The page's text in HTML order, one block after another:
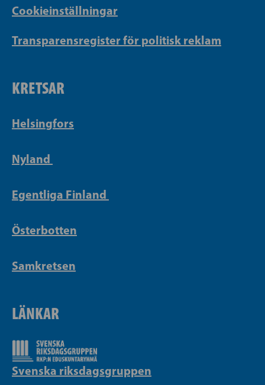
Cookieinställningar
Transparensregister för politisk reklam
KRETSAR
Helsingfors
Nyland
Egentliga Finland
Österbotten
Samkretsen
LÄNKAR
Svenska riksdagsgruppen